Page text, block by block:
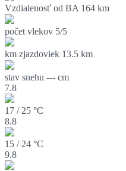
Vzdialenosť od BA 164 km
počet vlekov 5/5
km zjazdoviek 13.5 km
stav snehu --- cm
7.8
17 / 25 °C
8.8
15 / 24 °C
9.8